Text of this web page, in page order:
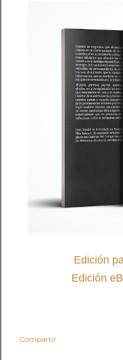
Edición
Edición
Compartir